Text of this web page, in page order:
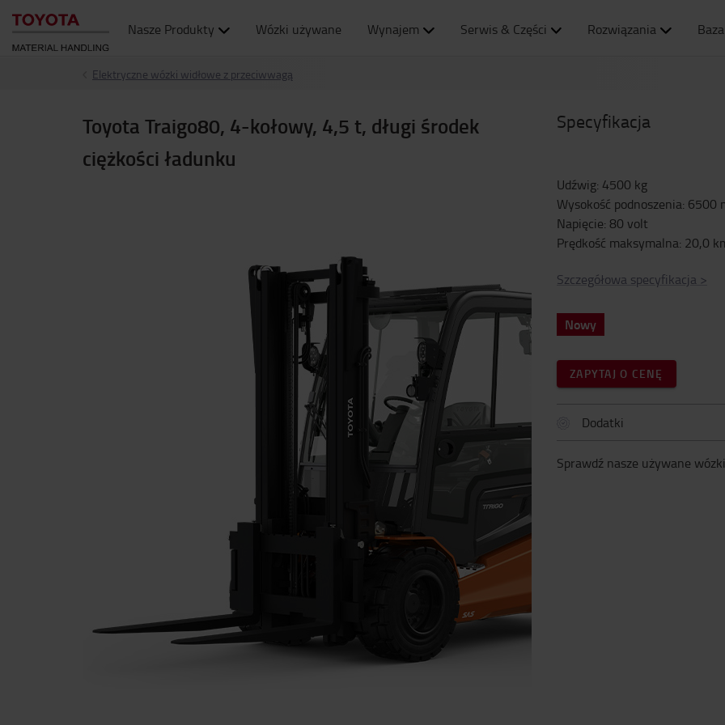
Nasze Produkty Wózki używane Wynajem Serwis & Części Rozwiązania
Elektryczne wózki widłowe z przeciwwagą
Toyota Traigo80, 4-kołowy, 4,5 t, długi środek
ciężkości ładunku
Specyfikacja
Udźwig: 4500 kg
Wysokość podnoszenia: 6500
Napięcie: 80 volt
Prędkość maksymalna: 20,0
Szczegółowa specyfikacja >
Nowy
ZAPYTAJ O CENĘ
Dodatki
Sprawdź nasze używane wózki